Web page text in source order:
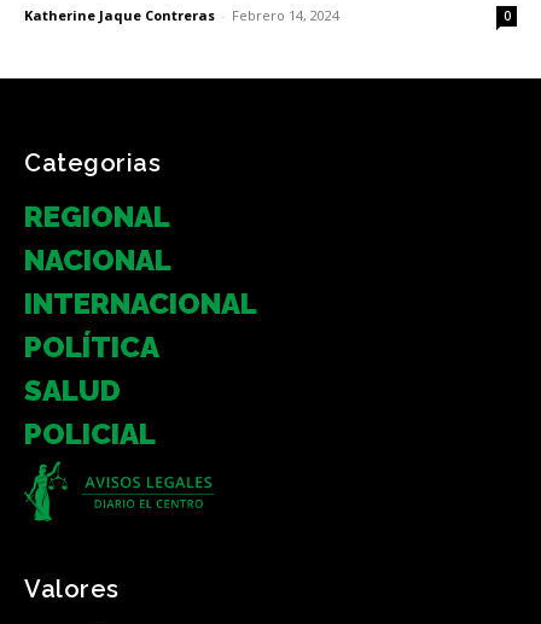
Katherine Jaque Contreras - Febrero 14, 2024 0
Categorias
REGIONAL
NACIONAL
INTERNACIONAL
POLÍTICA
SALUD
POLICIAL
Valores